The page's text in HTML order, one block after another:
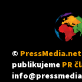
© PressMedia.net
publikujeme PR